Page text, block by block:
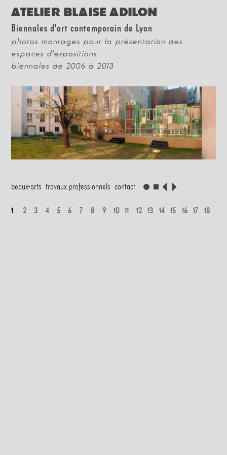
ATELIER BLAISE ADILON
Biennales d'art contemporain de Lyon
photos montages pour la présentation des
espaces d'expositions
biennales de 2006 à 2013
beaux-arts travaux professionnelscontact
1 2 3 4 5 6 7 8 9 10 11 12 13 14 15 16 17 18